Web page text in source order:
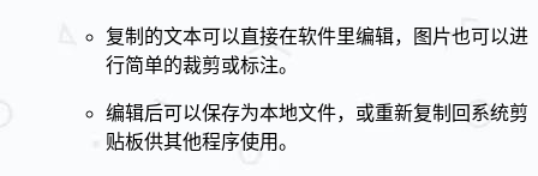
复制的文本可以直接在软件里编辑，图片也可以进
行简单的裁剪或标注。
编辑后可以保存为本地文件，或重新复制回系统剪
贴板供其他程序使用。